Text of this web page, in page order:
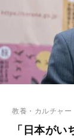
教養・カルチャー
「日本が